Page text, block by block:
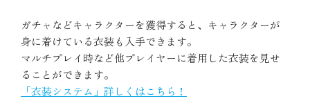
ガチャなどキャラクターを獲得すると、キャラクターが
身に着けている衣装も入手できます。
マルチプレイ時など他プレイヤーに着用した衣装を見せ
ることができます。
「衣装システム」詳しくはこちら！